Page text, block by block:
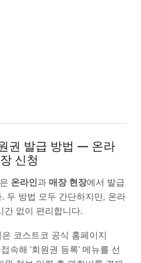
권 발급 방법 — 온라
신청
온라인과 매장 현장에서 발급
두 방법 모두 간단하지만, 온라
간 없이 편리합니다.
은 코스트코 공식 홈페이지
속해 ‘회원권 등록’ 메뉴를 선